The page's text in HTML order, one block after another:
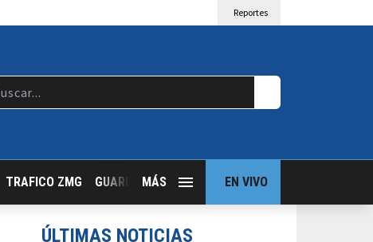
Reportes
TRAFICO ZMG GUARDIA NOCTURNA GUADALAJARA FOLLOW
MÁS EN VIVO
ÚLTIMAS NOTICIAS